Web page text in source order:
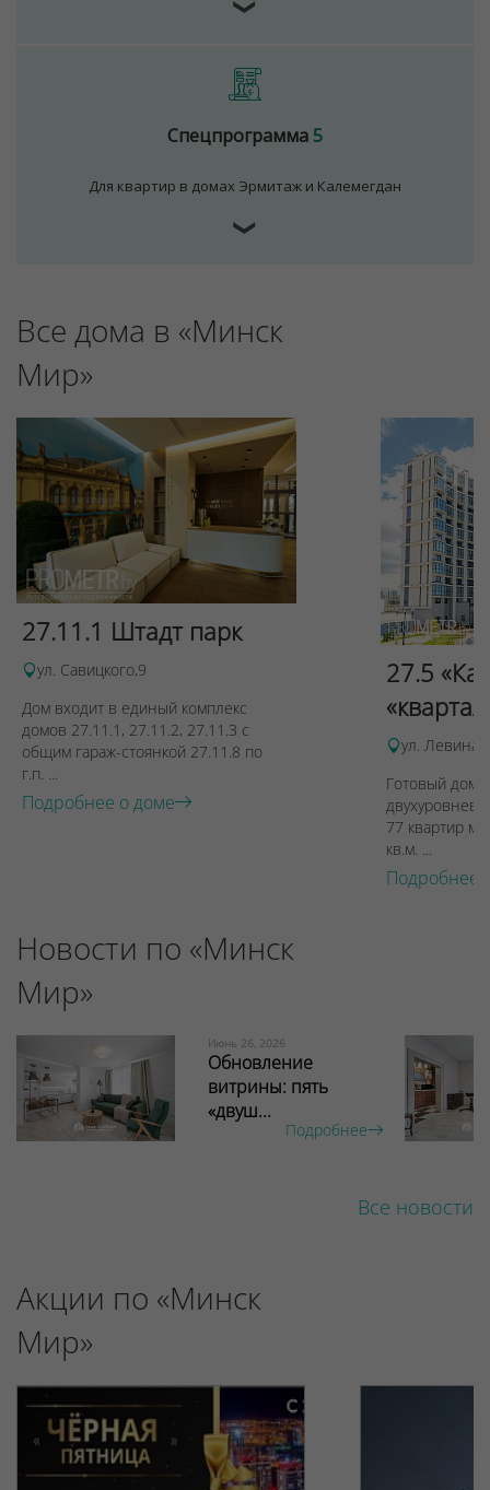
❯
Спецпрограмма5
Для квартир в домах Эрмитаж и Калемегдан
❯
Все дома в «Минск
Мир»
27.11.1 Штадт парк
ул. Савицкого,9
Дом входит в единый комплекс
домов 27.11.1, 27.11.2, 27.11.3 с
общим гараж-стоянкой 27.11.8 по
г.п. ...
Подробнее о доме
27.5
ул. Левина,
Готовый дом
77 квартир
кв.м. ...
Подробнее
Новости по «Минск
Мир»
Июнь 26, 2026
Обновление
витрины: пять
«двуш...
Подробнее
Все новости
Акции по «Минск
Мир»